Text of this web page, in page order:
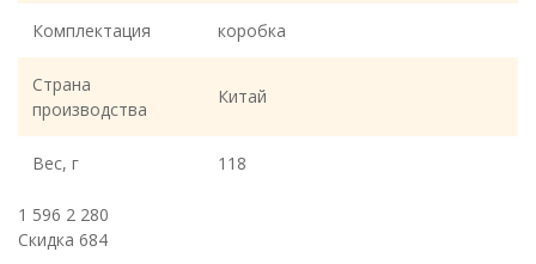
Комплектация коробка
Страна
производства
Китай
Вес, г 118
1 596 2 280
Скидка 684